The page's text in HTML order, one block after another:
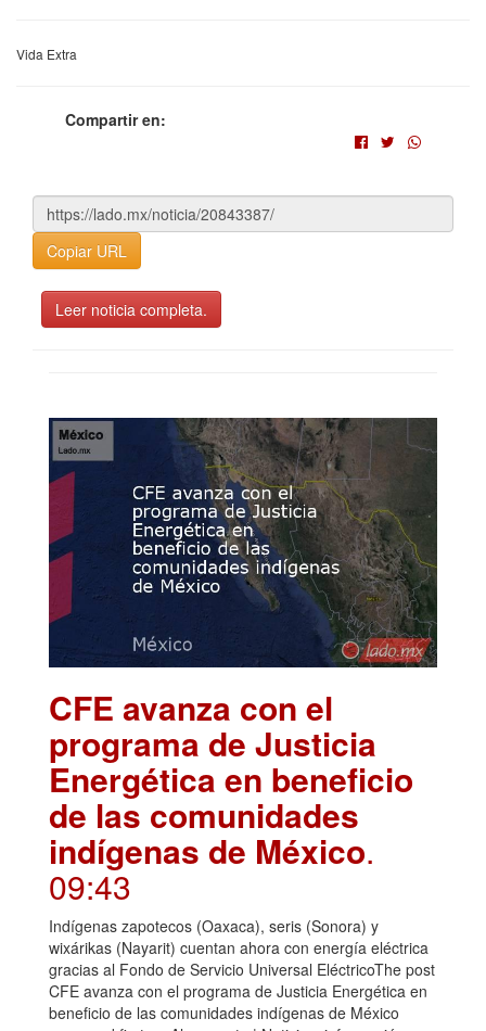
Vida Extra
Compartir en:
Copiar URL
Leer noticia completa.
CFE avanza con el
programa de Justicia
Energética en beneficio
de las comunidades
indígenas de México.
09:43
Indígenas zapotecos (Oaxaca), seris (Sonora) y
wixárikas (Nayarit) cuentan ahora con energía eléctrica
gracias al Fondo de Servicio Universal EléctricoThe post
CFE avanza con el programa de Justicia Energética en
beneficio de las comunidades indígenas de México